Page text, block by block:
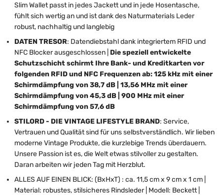
Slim Wallet passt in jedes Jackett und in jede Hosentasche,
fühlt sich wertig an und ist dank des Naturmaterials Leder
robust, nachhaltig und langlebig
DATEN TRESOR: Datendiebstahl dank integriertem RFID und
NFC Blocker ausgeschlossen | Die speziell entwickelte
Schutzschicht schirmt Ihre Bank- und Kreditkarten vor
folgenden RFID und NFC Frequenzen ab: 125 kHz mit einer
Schirmdämpfung von 38,7 dB | 13,56 MHz mit einer
Schirmdämpfung von 45,3 dB | 900 MHz mit einer
Schirmdämpfung von 57,6 dB
STILORD - DIE VINTAGE LIFESTYLE BRAND: Service,
Vertrauen und Qualität sind für uns selbstverständlich. Wir lieben
moderne Vintage Produkte, die kurzlebige Trends überdauern.
Unsere Passion ist es, die Welt etwas stilvoller zu gestalten.
Daran arbeiten wir jeden Tag mit Herzblut.
ALLES AUF EINEN BLICK: (BxHxT) : ca. 11,5 cm x 9 cm x 1 cm |
Material: robustes, stilsicheres Rindsleder | Modell: Beckett |